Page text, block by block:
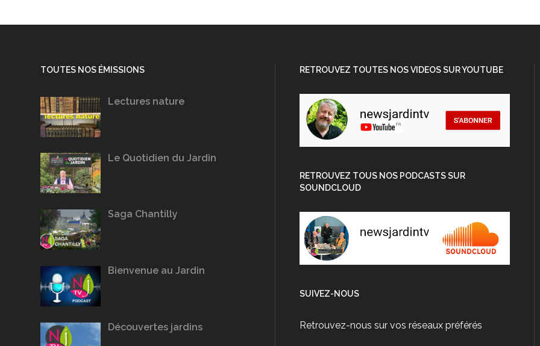
TOUTES NOS ÉMISSIONS
Lectures nature
Le Quotidien du Jardin
Saga Chantilly
Bienvenue au Jardin
Découvertes jardins
RETROUVEZ TOUTES NOS VIDEOS SUR YOUTUBE
RETROUVEZ TOUS NOS PODCASTS SUR
SOUNDCLOUD
SUIVEZ-NOUS
Retrouvez-nous sur vos réseaux préférés